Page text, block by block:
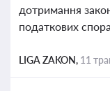
дотримання
податкових
LIGA ZAKON, 11